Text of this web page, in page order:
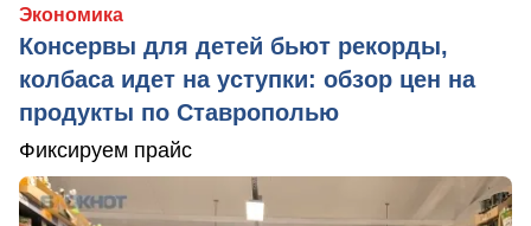
Экономика
Консервы для детей бьют рекорды,
колбаса идет на уступки: обзор цен на
продукты по Ставрополью
Фиксируем прайс